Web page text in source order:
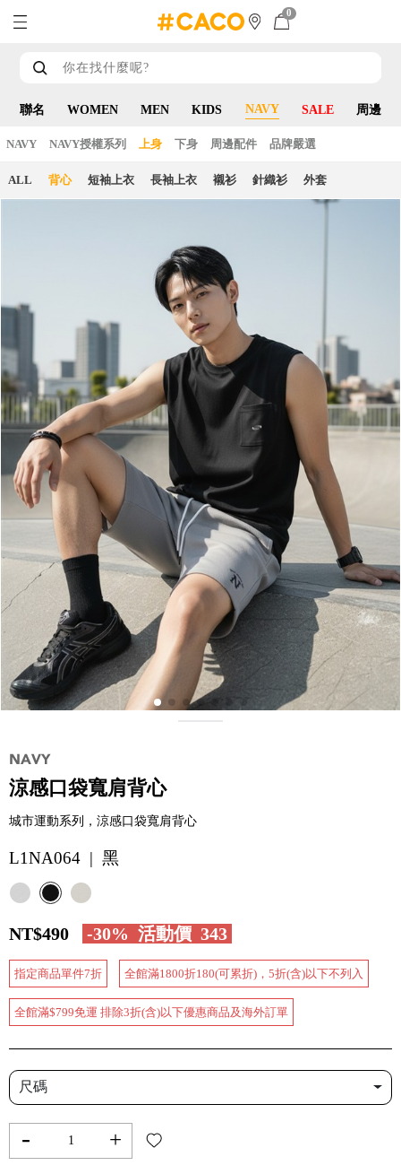
0
聯名 WOMEN MEN KIDS NAVY SALE 周邊
NAVY NAVY授權系列 上身 下身 周邊配件 品牌嚴選
ALL 背心 短袖上衣 長袖上衣 襯衫 針織衫 外套
涼感口袋寬肩背心
城市運動系列，涼感口袋寬肩背心
L1NA064 | 黑
NT$490 -30% 活動價 343
指定商品單件7折 全館滿1800折180(可累折)，5折(含)以下不列入
全館滿$799免運 排除3折(含)以下優惠商品及海外訂單
尺碼
- +